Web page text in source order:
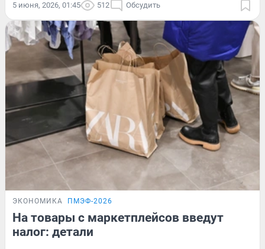
5 июня, 2026, 01:45 512 Обсудить
ЭКОНОМИКА ПМЭФ-2026
На товары с маркетплейсов введут
налог: детали